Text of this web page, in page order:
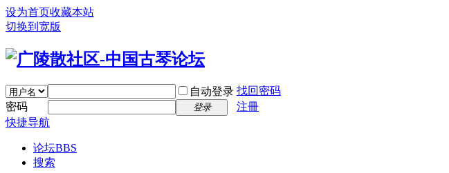
设为首页收藏本站
切换到宽版
自动登录 找回密码
密码
登录
注冊
快捷导航
论坛BBS
搜索